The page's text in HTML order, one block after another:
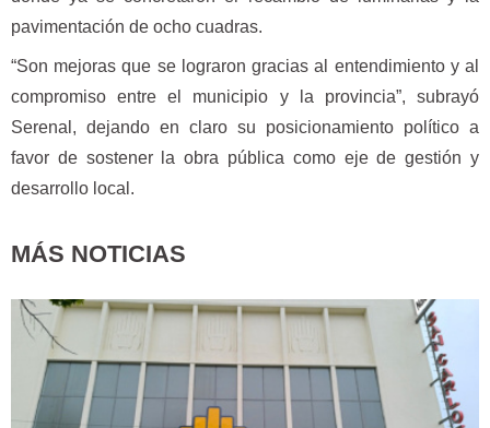
pavimentación de ocho cuadras.
“Son mejoras que se lograron gracias al entendimiento y al
compromiso entre el municipio y la provincia”, subrayó
Serenal, dejando en claro su posicionamiento político a
favor de sostener la obra pública como eje de gestión y
desarrollo local.
MÁS NOTICIAS